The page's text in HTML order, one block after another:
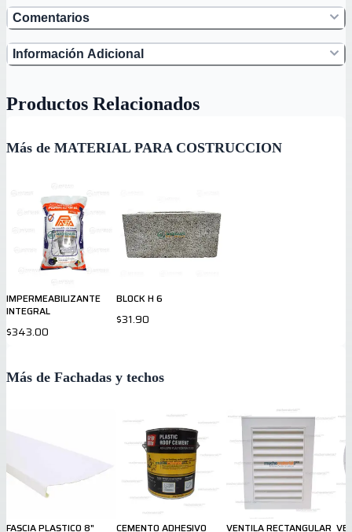
Comentarios
Información Adicional
Productos Relacionados
Más de MATERIAL PARA COSTRUCCION
IMPERMEABILIZANTE
INTEGRAL
$343.00
BLOCK H 6
$31.90
Más de Fachadas y techos
FASCIA PLASTICO 8"
CEMENTO ADHESIVO
VENTILA RECTANGULAR